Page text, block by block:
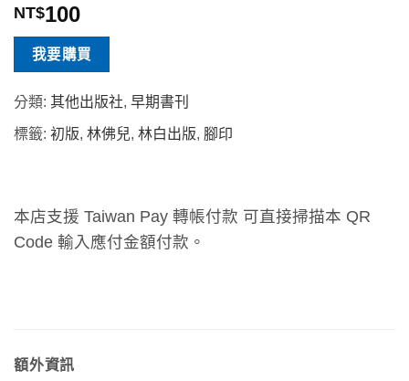
NT$100
我要購買
分類: 其他出版社, 早期書刊
標籤: 初版, 林佛兒, 林白出版, 腳印
本店支援 Taiwan Pay 轉帳付款 可直接掃描本 QR
Code 輸入應付金額付款。
額外資訊